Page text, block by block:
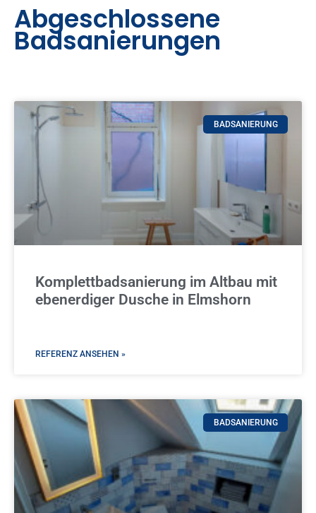
Abgeschlossene
Badsanierungen
BADSANIERUNG
Komplettbadsanierung im Altbau mit
ebenerdiger Dusche in Elmshorn
REFERENZ ANSEHEN »
BADSANIERUNG